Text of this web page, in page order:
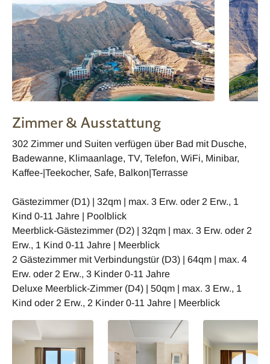
Zimmer & Ausstattung
302 Zimmer und Suiten verfügen über Bad mit Dusche,
Badewanne, Klimaanlage, TV, Telefon, WiFi, Minibar,
Kaffee-|Teekocher, Safe, Balkon|Terrasse
Gästezimmer (D1) | 32qm | max. 3 Erw. oder 2 Erw., 1
Kind 0-11 Jahre | Poolblick
Meerblick-Gästezimmer (D2) | 32qm | max. 3 Erw. oder 2
Erw., 1 Kind 0-11 Jahre | Meerblick
2 Gästezimmer mit Verbindungstür (D3) | 64qm | max. 4
Erw. oder 2 Erw., 3 Kinder 0-11 Jahre
Deluxe Meerblick-Zimmer (D4) | 50qm | max. 3 Erw., 1
Kind oder 2 Erw., 2 Kinder 0-11 Jahre | Meerblick